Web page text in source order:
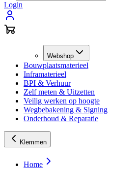
Login
Webshop
Bouwplaatsmaterieel
Inframaterieel
BPI & Verhuur
Zelf meten & Uitzetten
Veilig werken op hoogte
Wegbebakening & Signing
Onderhoud & Reparatie
Klemmen
Home